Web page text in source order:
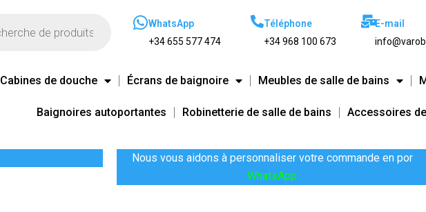
WhatsApp
+34 655 577 474
Téléphone
+34 968 100 673
E-mail
Cabines de douche Écrans de baignoire Meubles de salle de bains
Baignoires autoportantes Robinetterie de salle de bains Accessoires
Nous vous aidons à personnaliser votre commande en por
WhatsApp